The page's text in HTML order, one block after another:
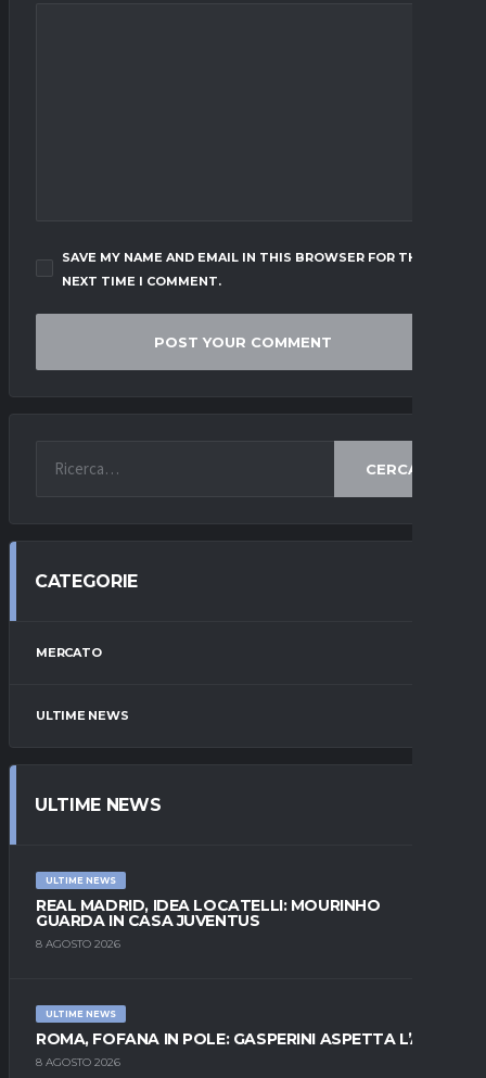
SAVE MY NAME AND EMAIL IN THIS BROWSER FOR THE
NEXT TIME I COMMENT.
CERCA
CATEGORIE
MERCATO
ULTIME NEWS
ULTIME NEWS
ULTIME NEWS
REAL MADRID, IDEA LOCATELLI: MOURINHO
GUARDA IN CASA JUVENTUS
8 AGOSTO 2026
ULTIME NEWS
ROMA, FOFANA IN POLE: GASPERINI ASPETTA L’ALA
8 AGOSTO 2026